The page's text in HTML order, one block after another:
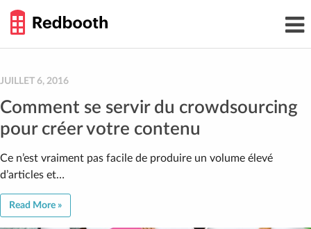
content
GUIDE
JUILLET 6, 2016
Comment se servir du crowdsourcing
pour créer votre contenu
Ce n’est vraiment pas facile de produire un volume élevé
d’articles et…
Read More »